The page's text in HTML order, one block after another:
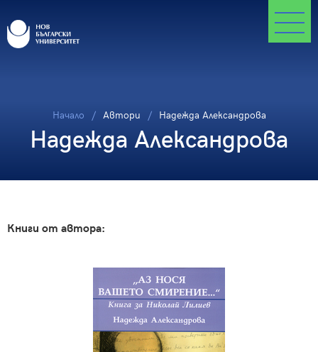
Начало Автори Надежда Александрова
Надежда Александрова
Книги от автора: